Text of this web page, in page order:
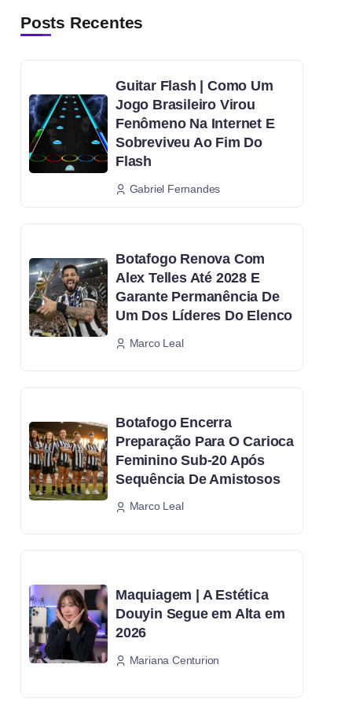
Posts Recentes
Guitar Flash | Como Um
Jogo Brasileiro Virou
Fenômeno Na Internet E
Sobreviveu Ao Fim Do
Flash
Gabriel Fernandes
Botafogo Renova Com
Alex Telles Até 2028 E
Garante Permanência De
Um Dos Líderes Do Elenco
Marco Leal
Botafogo Encerra
Preparação Para O Carioca
Feminino Sub-20 Após
Sequência De Amistosos
Marco Leal
Maquiagem | A Estética
Douyin Segue em Alta em
2026
Mariana Centurion